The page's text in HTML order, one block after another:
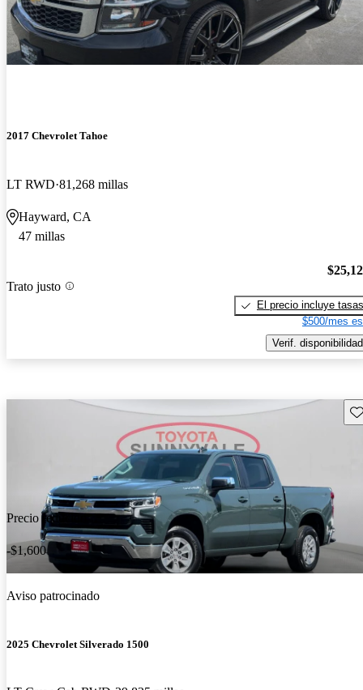
2017 Chevrolet Tahoe
LT RWD 81,268 millas
Hayward, CA
47 millas
Trato justo
El precio incluye tasas
$500/mes
Verif. disponibilidad
Precio reducido
-$1,600
Aviso patrocinado
2025 Chevrolet Silverado 1500